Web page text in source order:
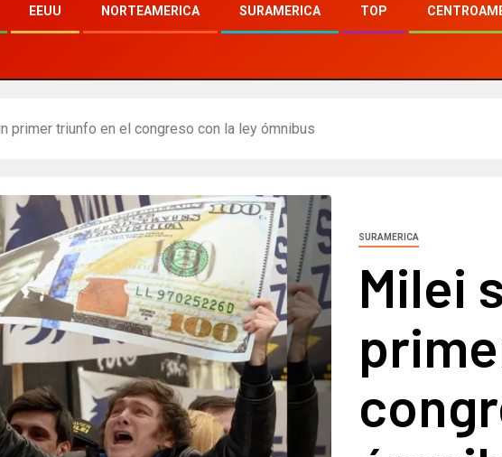
EEUU NORTEAMERICA SURAMERICA TOP
primer triunfo en el congreso con la ley ómnibus
SURAMERICA
Milei